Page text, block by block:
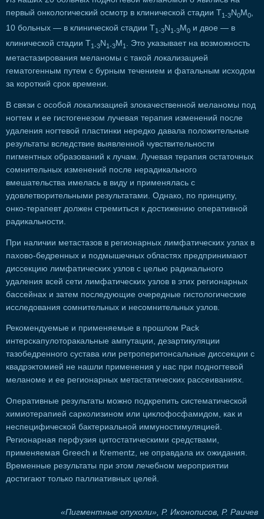
первый онкологический осмотр в клинической стадии Т1-3N0M0,
10 больных — в клинической стадии T1-3N 1-3M0 и двое — в
клинической стадии T1-3N1-3M1
. Это указывает на возможность
метастазирования меланомы с такой локализацией
гематогенным путем с бурным течением и фатальным исходом
за короткий срок времени.
В связи с особой локализацией злокачественной меланомы под
ногтем и ее гистогенезом лучевая терапия изменений после
удаления ногтевой пластинки нередко давала положительные
результаты вследствие выявленной чувствительности
пигментных образований к лучам. Лучевая терапия остаточных
сомнительных изменений после нерадикального
вмешательства имелась в виду и применялась с
удовлетворительными результатами. Однако, по принципу,
онко-терапевт должен стремиться к достижению оперативной
радикальности.
При наличии метастазов в регионарных лимфатических узлах в
пахово-бедренных и подмышечных областях предпринимают
диссекцию лимфатических узлов с целью радикального
удаления всей сети лимфатических узлов в этих регионарных
бассейнах и затем последующие очередные гистологические
исследования сомнительных и несомнительных узлов.
Рекомендуемые и применяемые в прошлом Pack
интерскапулоторакальные ампутации, дезартикуляции
тазобедренного сустава или ретроперитонсальные диссекции с
квадрэктомией не нашли применения у нас при подногтевой
меланоме и ее регионарных метастатических рассеиваниях.
Оперативные результаты можно подкрепить систематической
химиотерапией сарколизином или циклофосфамидом, как и
неспецифической бактериальной иммуностимуляцией.
Регионарная перфузия цитостатическими средствами,
применяемая Greech и Кrementz, не оправдала их ожидания.
Временные результаты при этом лечебном мероприятии
достигают только паллиативных целей.
«Пигментные опухоли», Р. Иконописов, Р. Раичев